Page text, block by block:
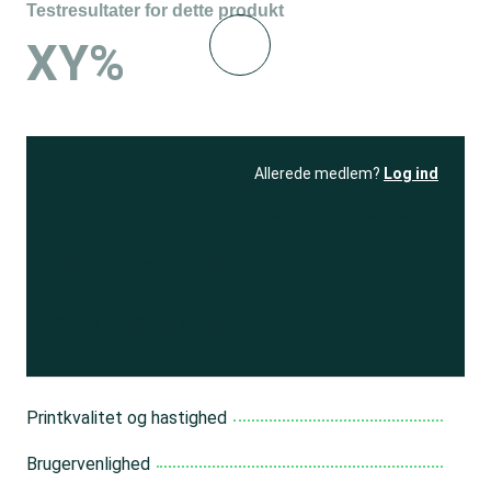
Testresultater for dette produkt
XY%
Allerede medlem? Log ind
Printkvalitet og hastighed
Brugervenlighed